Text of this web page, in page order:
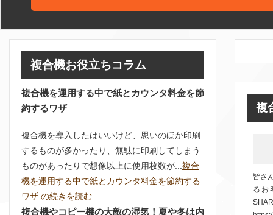
複合機お役立ちコラム
複合機を運用する中で紙とカウンタ料金を節
約するワザ
複合機を導入したはいいけど、思いのほか印刷
するものが多かったり、無駄に印刷してしまう
ものがあったりで想像以上に使用枚数が... 複合
機を運用する中で紙とカウンタ料金を節約する
ワザ の続きを読む
複合機やコピー機の大敵の湿気！夏や冬は内
複
皆さ
るお